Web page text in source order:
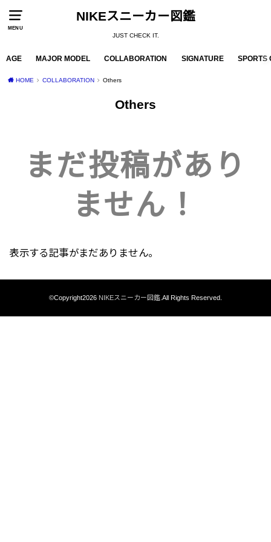
MENU
NIKEスニーカー図鑑
JUST CHECK IT.
AGE MAJOR MODEL COLLABORATION SIGNATURE SPORTS
HOME COLLABORATION Others
Others
まだ投稿があり
ません！
表示する記事がまだありません。
©Copyright2026 NIKEスニーカー図鑑.All Rights Reserved.